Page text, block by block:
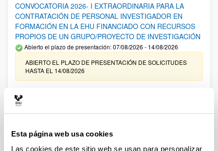
Esta página web usa cookies
Las cookies de este sitio web se usan para personalizar
CONVOCATORIA 2026- I EXTRAORDINARIA PARA LA
CONTRATACIÓN DE PERSONAL INVESTIGADOR EN
FORMACIÓN EN LA EHU FINANCIADO CON RECURSOS
PROPIOS DE UN GRUPO/PROYECTO DE INVESTIGACIÓN
Abierto el plazo de presentación: 07/08/2026 - 14/08/2026
ABIERTO EL PLAZO DE PRESENTACIÓN DE SOLICITUDES
HASTA EL 14/08/2026
Ayudas para financiación de la adquisición y renovación de
infraestructura científica y fondos bibliográficos en la
UPV/EHU 2026
25/03/2026: Corrección de errores del listado provisional de
solicitudes admitidas y excluidas. 23/03/2026: Relación